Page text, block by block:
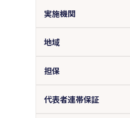
実施機関
地域
担保
代表者連帯保証